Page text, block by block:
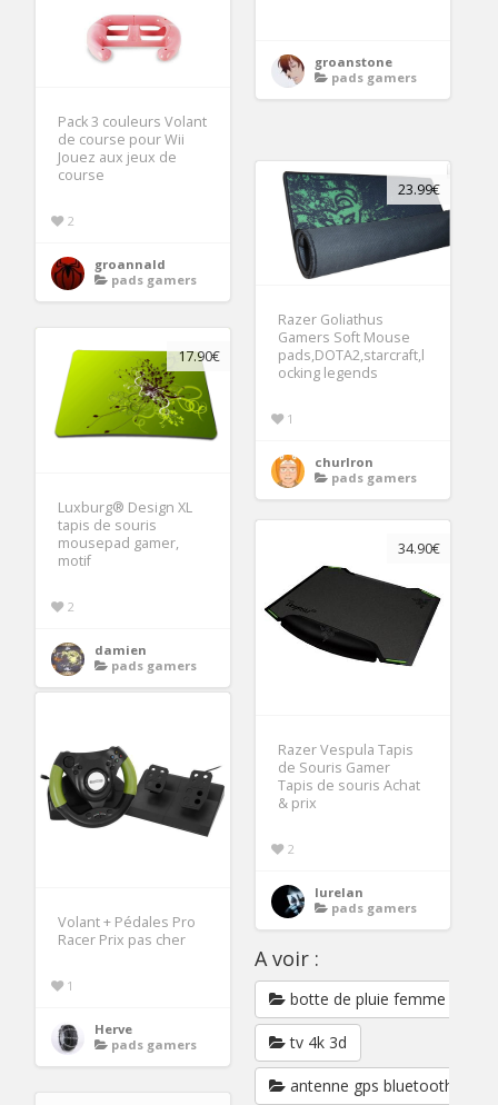
groanstone
pads gamers
Pack 3 couleurs Volant
de course pour Wii
Jouez aux jeux de
course
2
groannald
pads gamers
23.99€
Razer Goliathus
Gamers Soft Mouse
pads,DOTA2,starcraft,l
ocking legends
1
churlron
pads gamers
17.90€
Luxburg® Design XL
tapis de souris
mousepad gamer,
motif
2
damien
pads gamers
34.90€
Razer Vespula Tapis
de Souris Gamer
Tapis de souris Achat
& prix
2
lurelan
pads gamers
Volant + Pédales Pro
Racer Prix pas cher
1
Herve
pads gamers
A voir :
botte de pluie femme
tv 4k 3d
antenne gps bluetooth